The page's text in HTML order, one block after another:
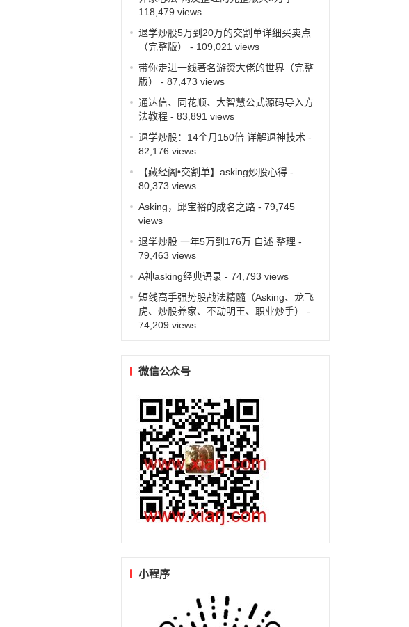
118,479 views
退学炒股5万到20万的交割单详细买卖点
（完整版）
- 109,021 views
带你走进一线著名游资大佬的世界（完整
版）
- 87,473 views
通达信、同花顺、大智慧公式源码导入方
法教程- 83,891 views
退学炒股：14个月150倍 详解退神技术 -
82,176 views
【藏经阁•交割单】asking炒股心得-
80,373 views
Asking，邱宝裕的成名之路- 79,745
views
退学炒股 一年5万到176万 自述 整理 -
79,463 views
A神asking经典语录- 74,793 views
短线高手强势股战法精髓（Asking、龙飞
虎、炒股养家、不动明王、职业炒手）
-
74,209 views
微信公众号
小程序